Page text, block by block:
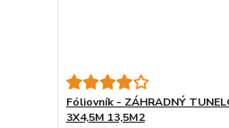
Fóliovník - ZÁHRADNÝ
3X4,5M 13,5M2